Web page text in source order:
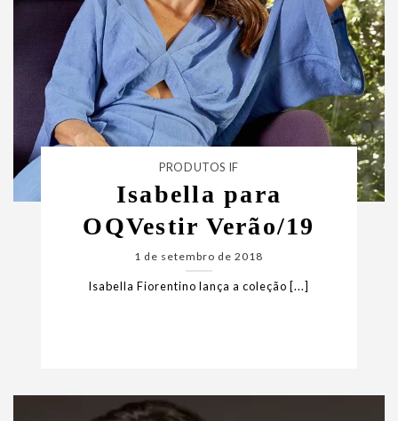
PRODUTOS IF
Isabella para
OQVestir Verão/19
1 de setembro de 2018
Isabella Fiorentino lança a coleção [...]